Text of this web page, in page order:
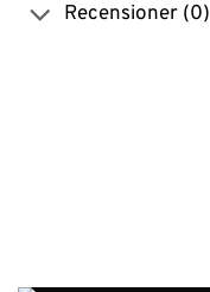
Recensioner (0)